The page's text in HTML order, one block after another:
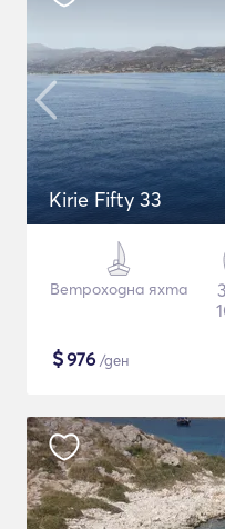
Kirie Fifty 33
Ветроходна яхта
$976 /ден